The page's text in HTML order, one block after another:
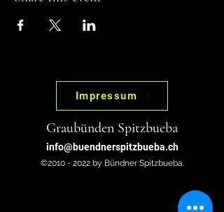
Impressum
Graubünden Spitzbueba
info@buendnerspitzbueba.ch
©2010 - 2022 by Bündner Spitzbueba.